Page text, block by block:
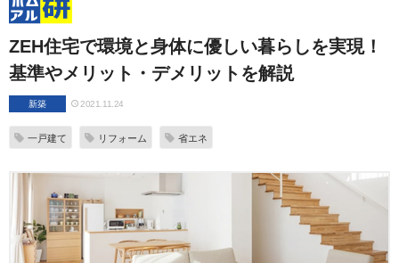
ZEH住宅で環境と身体に優しい暮らしを実現！
基準やメリット・デメリットを解説
新築 2021.11.24
一戸建て リフォーム 省エネ